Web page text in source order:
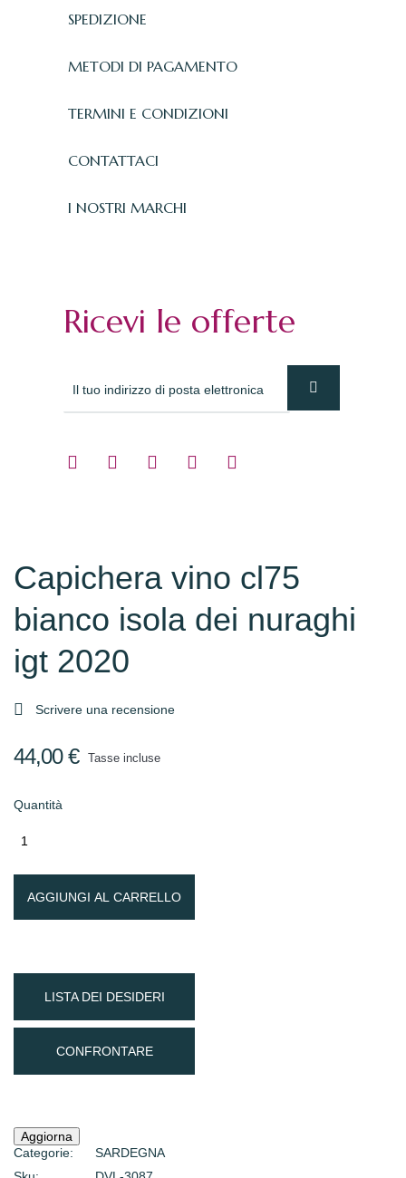
SPEDIZIONE
METODI DI PAGAMENTO
TERMINI E CONDIZIONI
CONTATTACI
I NOSTRI MARCHI
Ricevi le offerte
Capichera vino cl75
bianco isola dei nuraghi
igt 2020
 Scrivere una recensione
44,00 € Tasse incluse
Quantità
AGGIUNGI AL CARRELLO
LISTA DEI DESIDERI
CONFRONTARE
Categorie:
SARDEGNA